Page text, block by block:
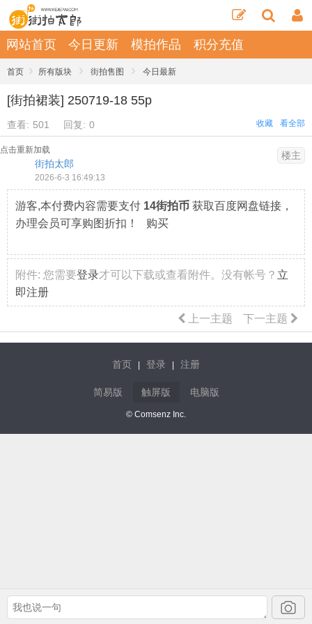
网站首页 今日更新 模拍作品 积分充值
首页 › 所有版块 › 街拍售图 › 今日最新
[街拍裙装] 250719-18 55p
查看: 501 回复: 0 看全部
收藏
点击重新加载
街拍太郎
2026-6-3 16:49:13
楼主
游客,本付费内容需要支付 14街拍币 获取百度网盘链接，
办理会员可享购图折扣！ 购买
附件: 您需要登录才可以下载或查看附件。没有帐号？ 立
即注册
下一主题
上一主题
首页 登录 注册
简易版 触屏版 电脑版
© Comsenz Inc.